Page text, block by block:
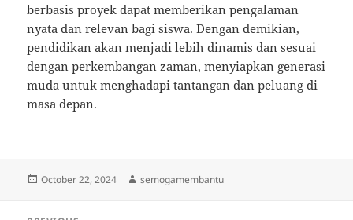
berbasis proyek dapat memberikan pengalaman
nyata dan relevan bagi siswa. Dengan demikian,
pendidikan akan menjadi lebih dinamis dan sesuai
dengan perkembangan zaman, menyiapkan generasi
muda untuk menghadapi tantangan dan peluang di
masa depan.
Posted
October 22, 2024 Author
semogamembantu